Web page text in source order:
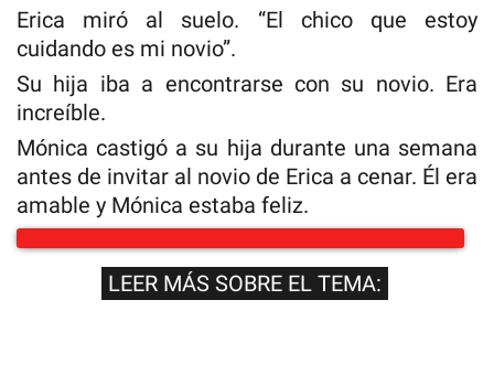
Erica miró al suelo. “El chico que estoy
cuidando es mi novio”.
Su hija iba a encontrarse con su novio. Era
increíble.
Mónica castigó a su hija durante una semana
antes de invitar al novio de Erica a cenar. Él era
amable y Mónica estaba feliz.
LEER MÁS SOBRE EL TEMA: